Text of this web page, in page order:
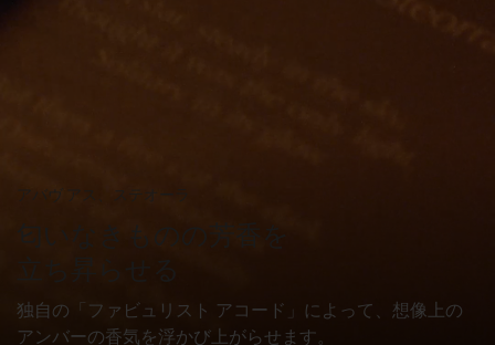
アバヴ アス、ステオーラ
独自の「ファビュリスト アコード」によって、 想像上の
アンバーの香気を浮かび上がらせます。